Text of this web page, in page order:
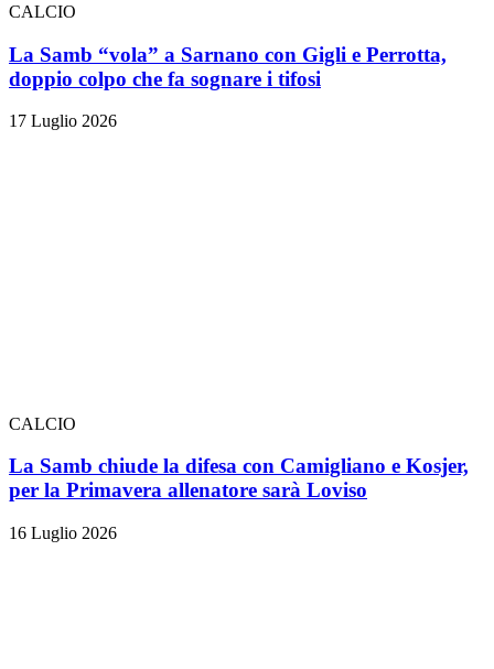
CALCIO
La Samb “vola” a Sarnano con Gigli e Perrotta,
doppio colpo che fa sognare i tifosi
17 Luglio 2026
CALCIO
La Samb chiude la difesa con Camigliano e Kosjer,
per la Primavera allenatore sarà Loviso
16 Luglio 2026